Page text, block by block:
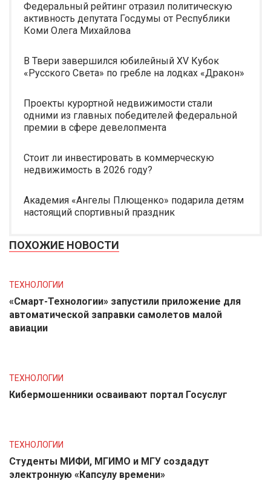
Федеральный рейтинг отразил политическую
активность депутата Госдумы от Республики
Коми Олега Михайлова
В Твери завершился юбилейный XV Кубок
«Русского Света» по гребле на лодках «Дракон»
Проекты курортной недвижимости стали
одними из главных победителей федеральной
премии в сфере девелопмента
Стоит ли инвестировать в коммерческую
недвижимость в 2026 году?
Академия «Ангелы Плющенко» подарила детям
настоящий спортивный праздник
ПОХОЖИЕ НОВОСТИ
ТЕХНОЛОГИИ
«Смарт-Технологии» запустили приложение для
автоматической заправки самолетов малой
авиации
ТЕХНОЛОГИИ
Кибермошенники осваивают портал Госуслуг
ТЕХНОЛОГИИ
Студенты МИФИ, МГИМО и МГУ создадут
электронную «Капсулу времени»